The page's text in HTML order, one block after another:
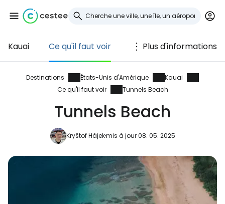
Kauai Ce qu'il faut voir Plus d'informations
Destinations États-Unis d'Amérique
Kauai
Ce qu'il faut voir
Tunnels Beach
Tunnels Beach
Kryštof Hájekmis à jour 08. 05. 2025
Se connecter à
Cestee
Continuer avec Google
Continuer avec Facebook